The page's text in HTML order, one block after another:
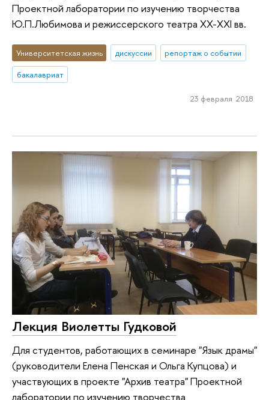
Проектной лаборатории по изучению творчества
Ю.П.Любимова и режиссерского театра XX-XXI вв.
Университетская жизнь дискуссии
репортаж о событии
бакалавриат
23 февраля 2018
Лекция Виолетты Гудковой
Для студентов, работающих в семинаре "Язык драмы"
(руководители Елена Пенская и Ольга Купцова) и
участвующих в проекте "Архив театра" Проектной
лаборатории по изучению творчества